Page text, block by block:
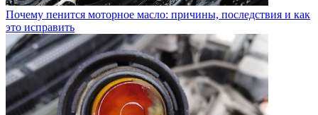
Почему пенится моторное масло: причины, последствия и как
это исправить